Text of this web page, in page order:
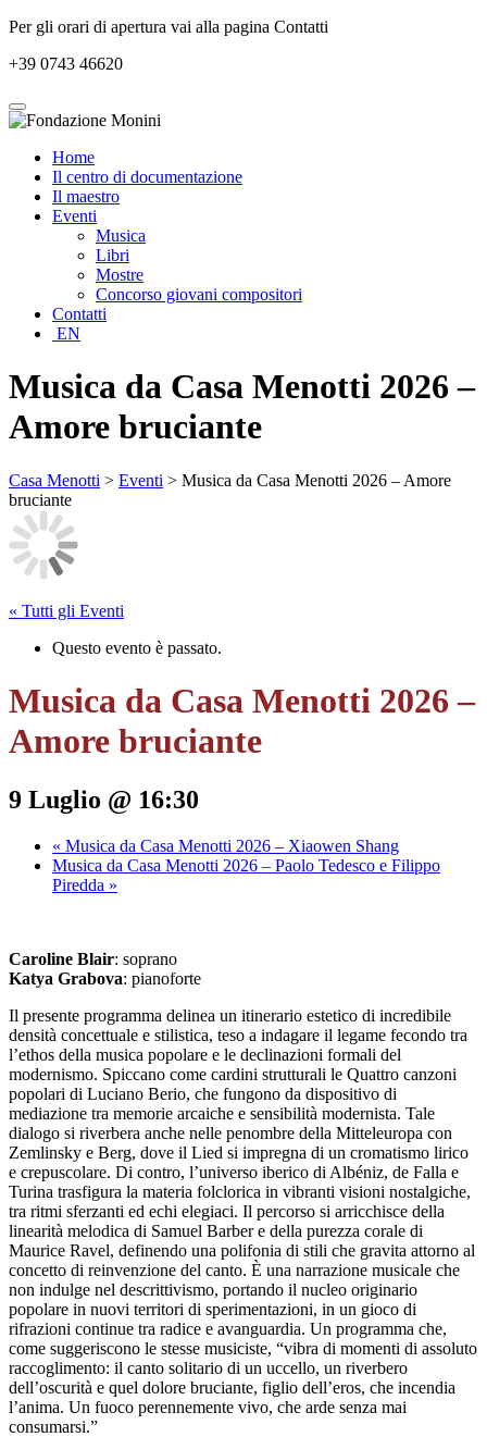
Per gli orari di apertura vai alla pagina Contatti
+39 0743 46620
Home
Il centro di documentazione
Il maestro
Eventi
Musica
Libri
Mostre
Concorso giovani compositori
Contatti
EN
Musica da Casa Menotti 2026 –
Amore bruciante
Casa Menotti > Eventi > Musica da Casa Menotti 2026 – Amore
bruciante
« Tutti gli Eventi
Questo evento è passato.
Musica da Casa Menotti 2026 –
Amore bruciante
9 Luglio @ 16:30
« Musica da Casa Menotti 2026 – Xiaowen Shang
Musica da Casa Menotti 2026 – Paolo Tedesco e Filippo
Piredda »
Caroline Blair: soprano
Katya Grabova: pianoforte
Il presente programma delinea un itinerario estetico di incredibile
densità concettuale e stilistica, teso a indagare il legame fecondo tra
l’ethos della musica popolare e le declinazioni formali del
modernismo. Spiccano come cardini strutturali le Quattro canzoni
popolari di Luciano Berio, che fungono da dispositivo di
mediazione tra memorie arcaiche e sensibilità modernista. Tale
dialogo si riverbera anche nelle penombre della Mitteleuropa con
Zemlinsky e Berg, dove il Lied si impregna di un cromatismo lirico
e crepuscolare. Di contro, l’universo iberico di Albéniz, de Falla e
Turina trasfigura la materia folclorica in vibranti visioni nostalgiche,
tra ritmi sferzanti ed echi elegiaci. Il percorso si arricchisce della
linearità melodica di Samuel Barber e della purezza corale di
Maurice Ravel, definendo una polifonia di stili che gravita attorno al
concetto di reinvenzione del canto. È una narrazione musicale che
non indulge nel descrittivismo, portando il nucleo originario
popolare in nuovi territori di sperimentazioni, in un gioco di
rifrazioni continue tra radice e avanguardia. Un programma che,
come suggeriscono le stesse musiciste, “vibra di momenti di assoluto
raccoglimento: il canto solitario di un uccello, un riverbero
dell’oscurità e quel dolore bruciante, figlio dell’eros, che incendia
l’anima. Un fuoco perennemente vivo, che arde senza mai
consumarsi.”